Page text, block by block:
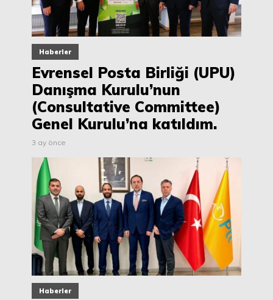
Haberler
Evrensel Posta Birliği (UPU)
Danışma Kurulu’nun
(Consultative Committee)
Genel Kurulu’na katıldım.
3 ay önce
Haberler